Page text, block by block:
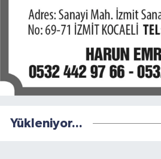
Yükleniyor...